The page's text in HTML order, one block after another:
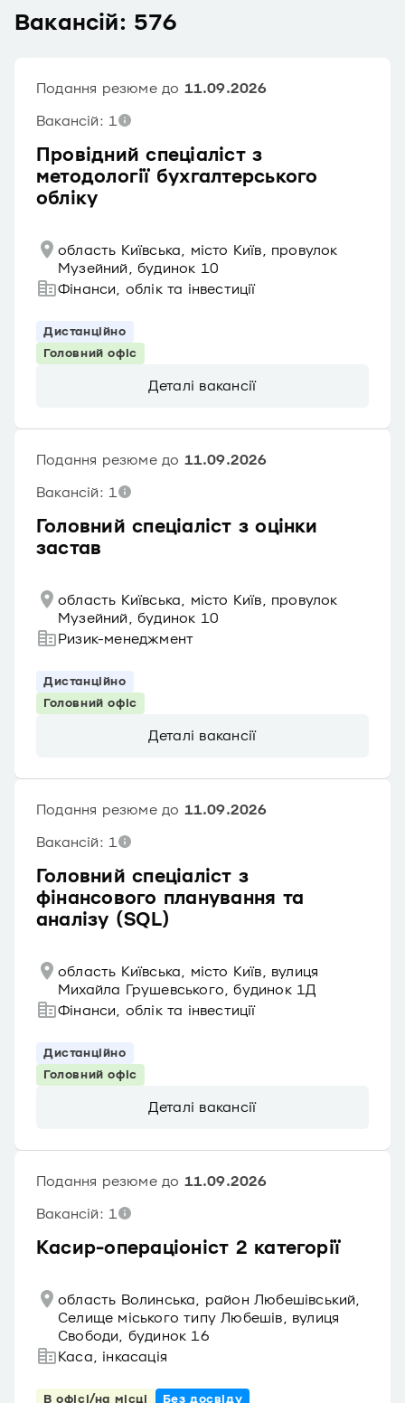
Вакансій: 576
Провідний спеціаліст з
методології бухгалтерського
обліку
Подання резюме до 11.09.2026
Вакансій: 1
область Київська, місто Київ, провулок
Музейний, будинок 10
Фінанси, облік та інвестиції
Дистанційно
Головний офіс
Деталі вакансії
Головний спеціаліст з оцінки
застав
Подання резюме до 11.09.2026
Вакансій: 1
область Київська, місто Київ, провулок
Музейний, будинок 10
Ризик-менеджмент
Дистанційно
Головний офіс
Деталі вакансії
Головний спеціаліст з
фінансового планування та
аналізу (SQL)
Подання резюме до 11.09.2026
Вакансій: 1
область Київська, місто Київ, вулиця
Михайла Грушевського, будинок 1Д
Фінанси, облік та інвестиції
Дистанційно
Головний офіс
Деталі вакансії
Касир-операціоніст 2 категорії
Подання резюме до 11.09.2026
Вакансій: 1
область Волинська, район Любешівський,
Селище міського типу Любешів, вулиця
Свободи, будинок 16
Каса, інкасація
В офісі/на місці Без досвіду